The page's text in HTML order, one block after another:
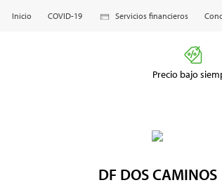
Inicio COVID-19 Servicios financieros
Precio bajo
DF DOS CAMINOS